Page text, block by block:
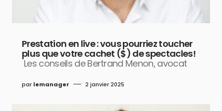
Prestation en live : vous pourriez toucher
plus que votre cachet ($) de spectacles!
Les conseils de Bertrand Menon, avocat
par lemanager 2 janvier 2025